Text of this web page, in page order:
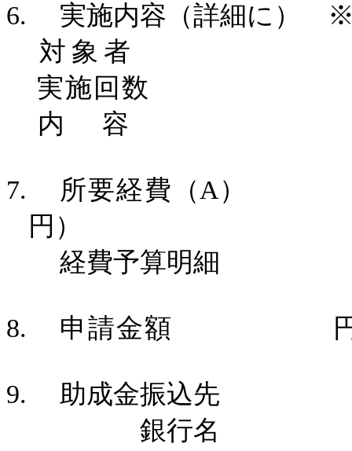
6.
実施内容（詳細に） ※
対象者
実施回数
内 容
7. 所要経費 （A） 円
円）
経費予算明
8. 申請金額
9.
助成金振込先
銀行